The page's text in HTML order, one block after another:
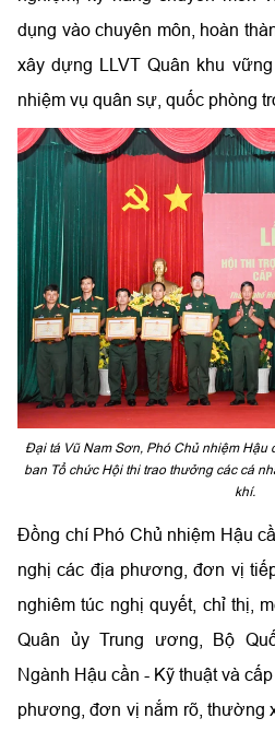
dụng vào chuyên môn, hoàn
xây dựng LLVT Quân khu
nhiệm vụ quân sự, quốc phòng
Đại tá Vũ Nam Sơn, Phó Chủ nhiệm Hậu
ban Tổ chức Hội thi trao thưởng các cá
khí.
Đồng chí Phó Chủ nhiệm Hậu
nghị các địa phương, đơn vị
nghiêm túc nghị quyết, chỉ thị,
Quân ủy Trung ương, Bộ
Ngành Hậu cần - Kỹ thuật và
phương, đơn vị nắm rõ, thường